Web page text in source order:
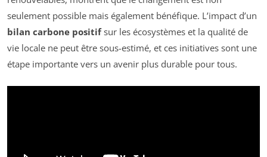
seulement possible mais également bénéfique. L’impact d’un
bilan carbone positifsur les écosystèmes et la qualité de
vie locale ne peut être sous-estimé, et ces initiatives sont une
étape importante vers un avenir plus durable pour tous.